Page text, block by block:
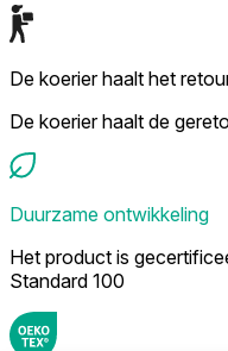
De koerier haalt het
De koerier haalt de
Duurzame ontwikkeling
Het product is
Standard 100